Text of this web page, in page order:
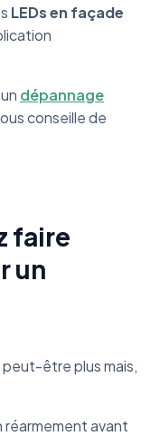
LEDs en façade
dépannage
conseille de
faire
un
être plus mais,
réarmement avant